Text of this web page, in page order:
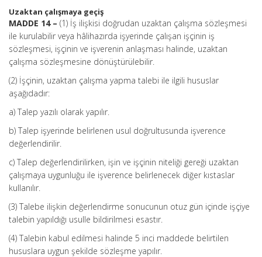
Uzaktan çalışmaya geçiş
MADDE 14 – (1) İş ilişkisi doğrudan uzaktan çalışma sözleşmesi
ile kurulabilir veya hâlihazırda işyerinde çalışan işçinin iş
sözleşmesi, işçinin ve işverenin anlaşması halinde, uzaktan
çalışma sözleşmesine dönüştürülebilir.
(2) İşçinin, uzaktan çalışma yapma talebi ile ilgili hususlar
aşağıdadır:
a) Talep yazılı olarak yapılır.
b) Talep işyerinde belirlenen usul doğrultusunda işverence
değerlendirilir.
c) Talep değerlendirilirken, işin ve işçinin niteliği gereği uzaktan
çalışmaya uygunluğu ile işverence belirlenecek diğer kıstaslar
kullanılır.
(3) Talebe ilişkin değerlendirme sonucunun otuz gün içinde işçiye
talebin yapıldığı usulle bildirilmesi esastır.
(4) Talebin kabul edilmesi halinde 5 inci maddede belirtilen
hususlara uygun şekilde sözleşme yapılır.